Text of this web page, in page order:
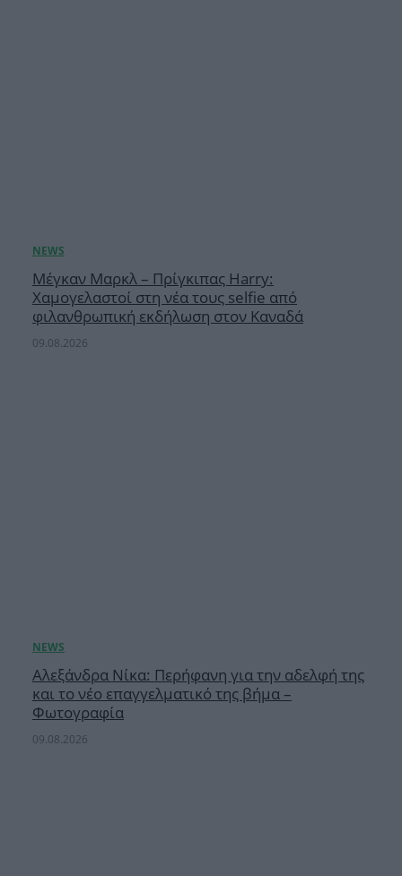
Μέγκαν Μαρκλ – Πρίγκιπας Harry:
Χαμογελαστοί στη νέα τους selfie από
φιλανθρωπική εκδήλωση στον Καναδά
09.08.2026
Αλεξάνδρα Νίκα: Περήφανη για την αδελφή της
και το νέο επαγγελματικό της βήμα –
Φωτογραφία
09.08.2026